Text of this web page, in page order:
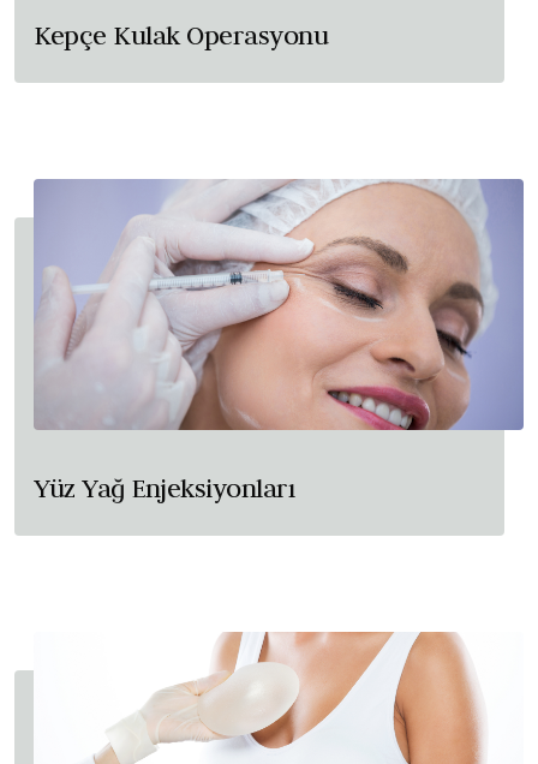
Kepçe Kulak Operasyonu
Yüz Yağ Enjeksiyonları